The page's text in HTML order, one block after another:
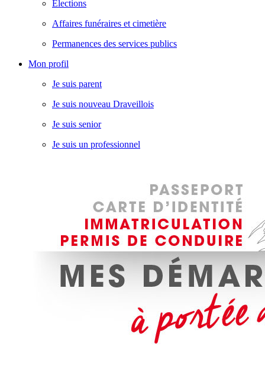
Elections
Affaires funéraires et cimetière
Permanences des services publics
Mon profil
Je suis parent
Je suis nouveau Draveillois
Je suis senior
Je suis un professionnel